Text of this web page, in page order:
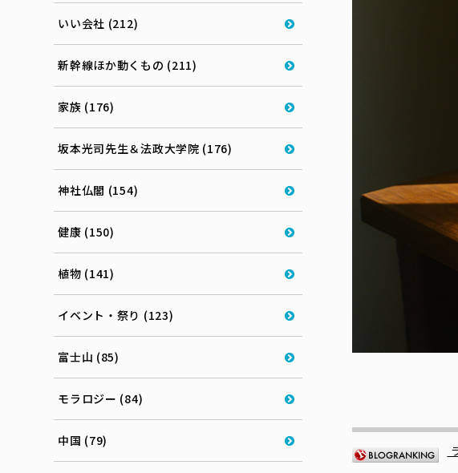
いい会社 (212)
新幹線ほか動くもの (211)
家族 (176)
坂本光司先生＆法政大学院 (176)
神社仏閣 (154)
健康 (150)
植物 (141)
イベント・祭り (123)
富士山 (85)
モラロジー (84)
中国 (79)